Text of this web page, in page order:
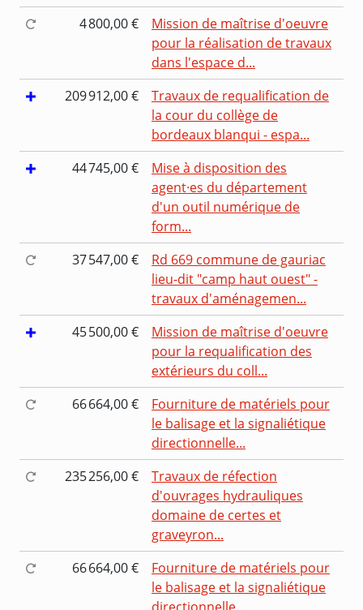
4 800,00 €
Mission de maîtrise d'oeuvre
pour la réalisation de travaux
dans l'espace d...
209 912,00 €
Travaux de requalification de
la cour du collège de
bordeaux blanqui - espa...
44 745,00 €
Mise à disposition des
agent·es du département
d'un outil numérique de
form...
37 547,00 €
Rd 669 commune de gauriac
lieu-dit "camp haut ouest" -
travaux d'aménagemen...
45 500,00 €
Mission de maîtrise d'oeuvre
pour la requalification des
extérieurs du coll...
66 664,00 €
Fourniture de matériels pour
le balisage et la signaliétique
directionnelle...
235 256,00 €
Travaux de réfection
d'ouvrages hydrauliques
domaine de certes et
graveyron...
66 664,00 €
Fourniture de matériels pour
le balisage et la signaliétique